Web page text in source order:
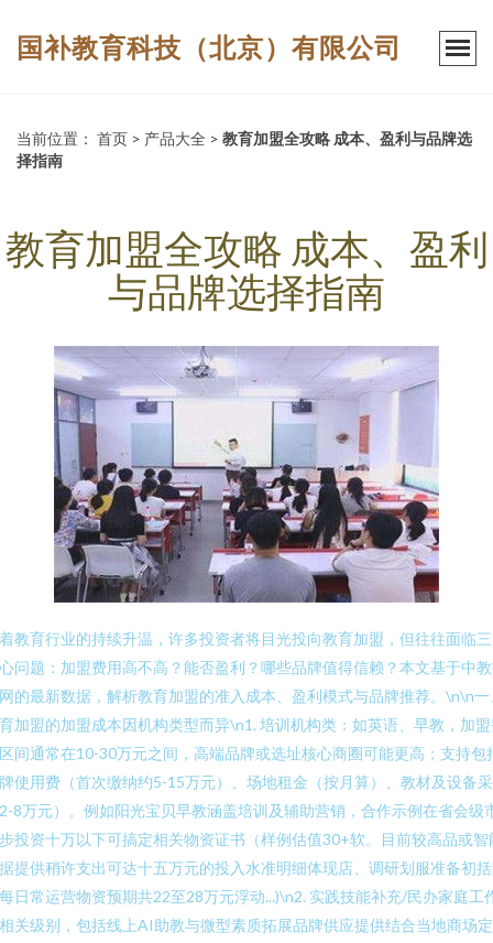
国补教育科技（北京）有限公司
当前位置： 首页 > 产品大全 > 教育加盟全攻略 成本、盈利与品牌选
择指南
教育加盟全攻略 成本、盈利
与品牌选择指南
教育行业的持续升温，许多投资者将目光投向教育加盟，但往往面临
问题：加盟费用高不高？能否盈利？哪些品牌值得信赖？本文基于中
的最新数据，解析教育加盟的准入成本、盈利模式与品牌推荐。\n\n一
加盟的加盟成本因机构类型而异\n1. 培训机构类：如英语、早教，加
间通常在10-30万元之间，高端品牌或选址核心商圈可能更高；支持包
使用费（首次缴纳约5-15万元）、场地租金（按月算）、教材及设备
8万元）。例如阳光宝贝早教涵盖培训及辅助营销，合作示例在省会级
投资十万以下可搞定相关物资证书（样例估值30+软。目前较高品或智
提供稍许支出可达十五万元的投入水准明细体现店、调研划服准备初
日常运营物资预期共22至28万元浮动...)\n2. 实践技能补充/民办家庭工
关级别，包括线上AI助教与微型素质拓展品牌供应提供结合当地商场